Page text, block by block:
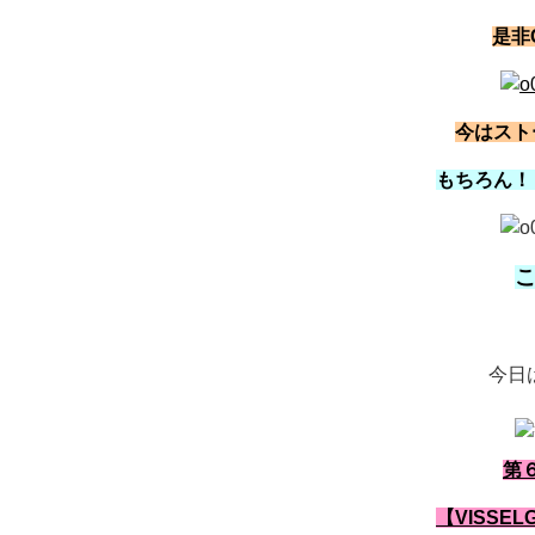
是
今はス
もちろん
今日
第
【